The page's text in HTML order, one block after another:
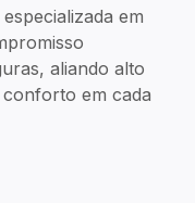
em
aliando alto
conforto em cada